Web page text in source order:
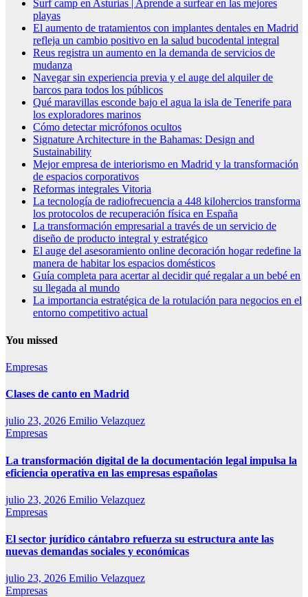
Surf camp en Asturias | Aprende a surfear en las mejores
playas
El aumento de tratamientos con implantes dentales en Madrid
refleja un cambio positivo en la salud bucodental integral
Reus registra un aumento en la demanda de servicios de
mudanza
Navegar sin experiencia previa y el auge del alquiler de
barcos para todos los públicos
Qué maravillas esconde bajo el agua la isla de Tenerife para
los exploradores marinos
Cómo detectar micrófonos ocultos
Signature Architecture in the Bahamas: Design and
Sustainability
Mejor empresa de interiorismo en Madrid y la transformación
de espacios corporativos
Reformas integrales Vitoria
La tecnología de radiofrecuencia a 448 kilohercios transforma
los protocolos de recuperación física en España
La transformación empresarial a través de un servicio de
diseño de producto integral y estratégico
El auge del asesoramiento online decoración hogar redefine la
manera de habitar los espacios domésticos
Guía completa para acertar al decidir qué regalar a un bebé en
su llegada al mundo
La importancia estratégica de la rotulación para negocios en el
entorno competitivo actual
You missed
Empresas
Clases de canto en Madrid
julio 23, 2026 Emilio Velazquez
Empresas
La transformación digital de la documentación legal impulsa la
eficiencia operativa en las empresas españolas
julio 23, 2026 Emilio Velazquez
Empresas
El sector jurídico cántabro refuerza su estructura ante las
nuevas demandas sociales y económicas
julio 23, 2026 Emilio Velazquez
Empresas